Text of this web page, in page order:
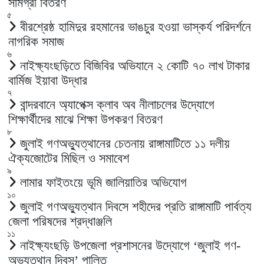
৫
বীরশ্রেষ্ঠ হামিদুর রহমানের ভাঙচুর হওয়া ভাস্কর্য পরিদর্শনে
নাগরিক সমাজ
৬
নাইক্ষ্যংছড়িতে বিজিবির অভিযানে ২ কোটি ৭০ লাখ টাকার
বার্মিজ ইয়াবা উদ্ধার
৭
বান্দরবানে অ্যাপেক্স ক্লাব অব নীলাচলের উদ্যোগে
শিক্ষার্থীদের মাঝে শিক্ষা উপকরণ বিতরণ
৮
জুলাই গণঅভ্যুত্থানের চেতনায় রাঙ্গামাটিতে ১১ দলীয়
ঐক্যজোটের মিছিল ও সমাবেশ
৯
লামার ফাইতংয়ে ভূমি জালিয়াতির অভিযোগ
১০
জুলাই গণঅভ্যুত্থান দিবসে শহীদের প্রতি রাঙ্গামাটি পার্বত্য
জেলা পরিষদের শ্রদ্ধাঞ্জলি
১১
নাইক্ষ্যংছড়ি উপজেলা প্রশাসনের উদ্যোগে ‘জুলাই গণ-
অভ্যুত্থান দিবস’ পালিত